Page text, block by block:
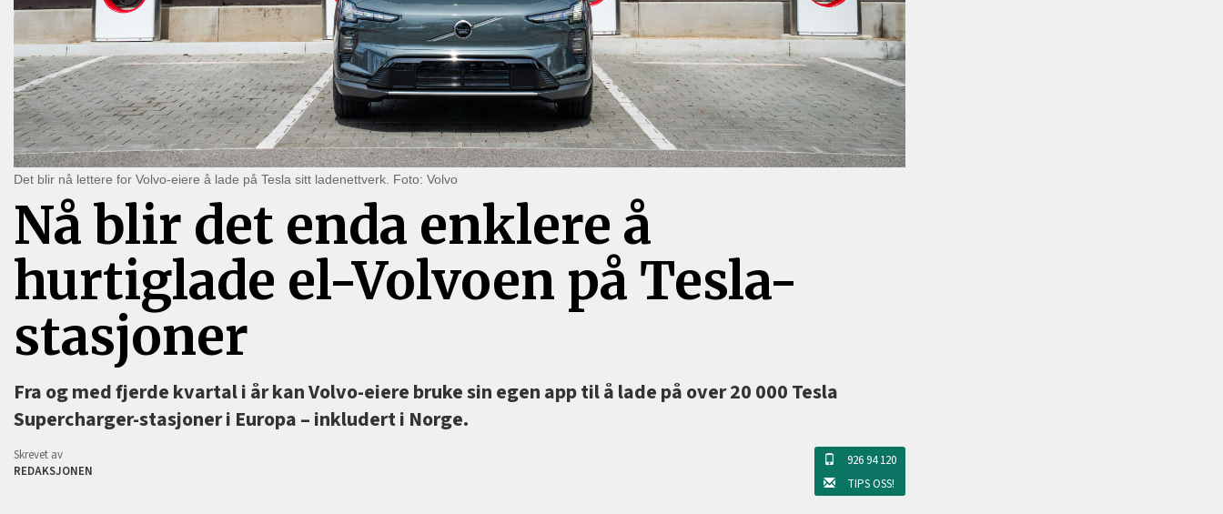
Det blir nå lettere for Volvo-eiere å lade på Tesla sitt ladenettverk. Foto: Volvo
Nå blir det enda enklere å
hurtiglade el-Volvoen på Tesla-
stasjoner
Fra og med fjerde kvartal i år kan Volvo-eiere bruke sin egen app til å lade på over 20 000 Tesla
Supercharger-stasjoner i Europa –⁠ inkludert i Norge.
Skrevet av
REDAKSJONEN
926 94 120
TIPS OSS!